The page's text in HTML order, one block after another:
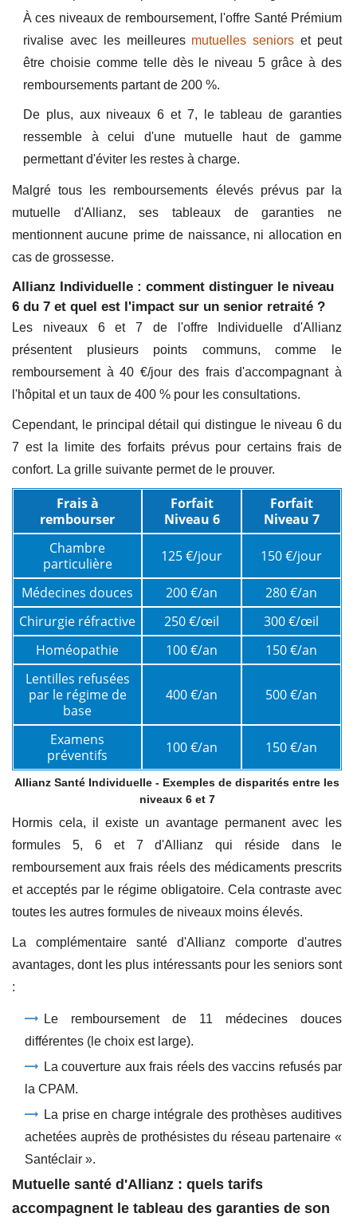
À ces niveaux de remboursement, l'offre Santé Prémium
rivalise avec les meilleures mutuelles seniors et peut
être choisie comme telle dès le niveau 5 grâce à des
remboursements partant de 200 %.
De plus, aux niveaux 6 et 7, le tableau de garanties
ressemble à celui d'une mutuelle haut de gamme
permettant d'éviter les restes à charge.
Malgré tous les remboursements élevés prévus par la
mutuelle d'Allianz, ses tableaux de garanties ne
mentionnent aucune prime de naissance, ni allocation en
cas de grossesse.
Allianz Individuelle : comment distinguer le niveau
6 du 7 et quel est l'impact sur un senior retraité ?
Les niveaux 6 et 7 de l'offre Individuelle d'Allianz
présentent plusieurs points communs, comme le
remboursement à 40 €/jour des frais d'accompagnant à
l'hôpital et un taux de 400 % pour les consultations.
Cependant, le principal détail qui distingue le niveau 6 du
7 est la limite des forfaits prévus pour certains frais de
confort. La grille suivante permet de le prouver.
Frais à
rembourser
Forfait
Niveau 6
Forfait
Niveau 7
Chambre
particulière
125 €/jour 150 €/jour
Médecines douces 200 €/an
280 €/an
Chirurgie réfractive
250 €/œil
300 €/œil
Homéopathie
100 €/an
150 €/an
Lentilles refusées
par le régime de
base
400 €/an 500 €/an
Examens
préventifs
100 €/an 150 €/an
Allianz Santé Individuelle - Exemples de disparités entre les
niveaux 6 et 7
Hormis cela, il existe un avantage permanent avec les
formules 5, 6 et 7 d'Allianz qui réside dans le
remboursement aux frais réels des médicaments prescrits
et acceptés par le régime obligatoire. Cela contraste avec
toutes les autres formules de niveaux moins élevés.
La complémentaire santé d'Allianz comporte d'autres
avantages, dont les plus intéressants pour les seniors sont
:
Le remboursement de 11 médecines douces
différentes (le choix est large).
La couverture aux frais réels des vaccins refusés par
la CPAM.
La prise en charge intégrale des prothèses auditives
achetées auprès de prothésistes du réseau partenaire «
Santéclair ».
Mutuelle santé d'Allianz : quels tarifs
accompagnent le tableau des garanties de son